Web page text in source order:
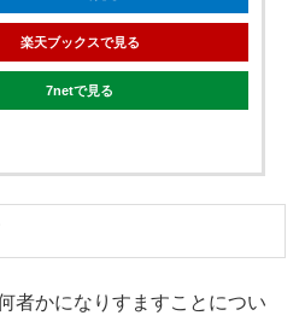
楽天ブックスで見る
7netで見る
者かになりすますことについ